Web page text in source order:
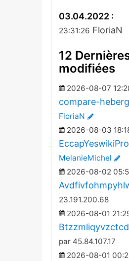
03.04.2022 :
23:31:26 FloriaN
12
modifiées
2026-08-07
compare-
FloriaN
2026-08-03
EccapYeswikiPro
MelanieMichel
2026-08-02
23.191.200.68
2026-08-01
par 45.84.107.17
2026-08-01